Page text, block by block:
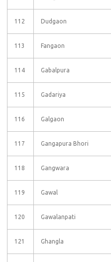
112 Dudgaon
113 Fangaon
114 Gabalpura
115 Gadariya
116 Galgaon
117 Gangapura Bhori
118 Gangwara
119 Gawal
120 Gawalanpati
121 Ghangla